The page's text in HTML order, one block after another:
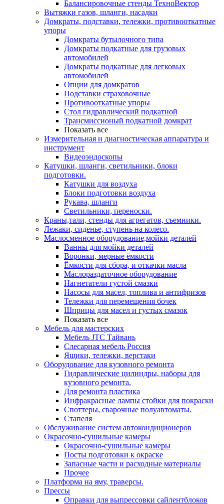
Балансировочные стенды ТехноВектор
Вытяжки газов, шланги, насадки
Домкраты, подставки, тележки, противооткатные
упоры
Домкраты бутылочного типа
Домкраты подкатные для грузовых
автомобилей
Домкраты подкатные для легковых
автомобилей
Опции для домкратов
Подставки страховочные
Противооткатные упоры
Стол гидравлический подкатной
Трансмиссионый подкатной домкрат
Показать все
Измерительная и диагностическая аппаратура и
инструмент
Видеоэндоскопы
Катушки, шланги, светильники, блоки
подготовки.
Катушки для воздуха
Блоки подготовки воздуха
Рукава, шланги
Светильники, переноски.
Краны,тали, стенды для агрегатов, съемники.
Лежаки, сиденье, ступень на колесо.
Маслосменное оборудование,мойки деталей
Ванны для мойки деталей
Воронки, мерные ёмкости
Ёмкости для сбора, и откачки масла
Маслораздаточное оборудование
Нагнетатели густой смазки
Насосы для масел, топлива и антифризов
Тележки для перемещения бочек
Шприцы для масел и густых смазок
Показать все
Мебель для мастерских
Мебель JTC Тайвань
Слесарная мебель Россия
Ящики, тележки, верстаки
Оборудование для кузовного ремонта
Гидравлические цилиндры, наборы для
кузовного ремонта.
Для ремонта пластика
Инфракрасные лампы стойки для покраски
Споттеры, сварочные полуавтоматы.
Стапеля
Обслуживание систем автокондиционеров
Окрасочно-сушильные камеры
Окрасочно-сушильные камеры
Посты подготовки к окраске
Запасные части и расходные материалы
Прочее
Платформа на яму, траверсы.
Прессы
Оправки для выпрессовки сайлентблоков